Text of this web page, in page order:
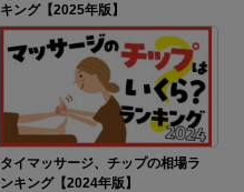
キング【2025年版】
タイマッサージ、チップの相場ラ
ンキング【2024年版】